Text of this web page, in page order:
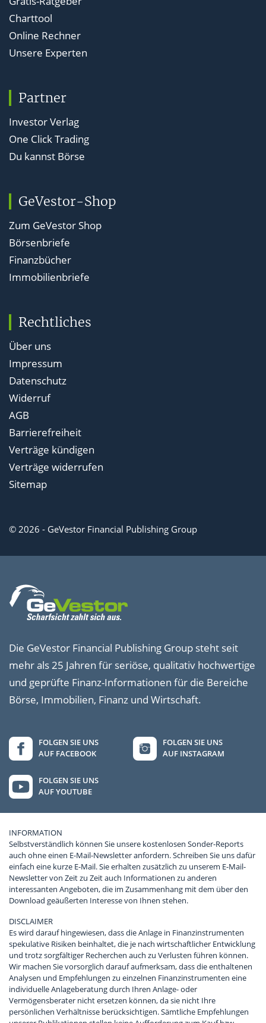
Charttool
Online Rechner
Unsere Experten
Partner
Investor Verlag
One Click Trading
Du kannst Börse
GeVestor-Shop
Zum GeVestor Shop
Börsenbriefe
Finanzbücher
Immobilienbriefe
Rechtliches
Über uns
Impressum
Datenschutz
Widerruf
AGB
Barrierefreiheit
Verträge kündigen
Verträge widerrufen
Sitemap
© 2026 - GeVestor Financial Publishing Group
Die GeVestor Financial Publishing Group steht seit
mehr als 25 Jahren für seriöse, qualitativ hochwertige
und geprüfte Finanz-Informationen für die Bereiche
Börse, Immobilien, Finanz und Wirtschaft.
FOLGEN SIE UNS
AUF FACEBOOK
FOLGEN SIE UNS
AUF INSTAGRAM
FOLGEN SIE UNS
AUF YOUTUBE
INFORMATION
Selbstverständlich können Sie unsere kostenlosen Sonder-Reports
auch ohne einen E-Mail-Newsletter anfordern. Schreiben Sie uns dafür
einfach eine kurze E-Mail. Sie erhalten zusätzlich zu unserem E-Mail-
Newsletter von Zeit zu Zeit auch Informationen zu anderen
interessanten Angeboten, die im Zusammenhang mit dem über den
Download geäußerten Interesse von Ihnen stehen.
DISCLAIMER
Es wird darauf hingewiesen, dass die Anlage in Finanzinstrumenten
spekulative Risiken beinhaltet, die je nach wirtschaftlicher Entwicklung
und trotz sorgfältiger Recherchen auch zu Verlusten führen können.
Wir machen Sie vorsorglich darauf aufmerksam, dass die enthaltenen
Analysen und Empfehlungen zu einzelnen Finanzinstrumenten eine
individuelle Anlageberatung durch Ihren Anlage- oder
Vermögensberater nicht ersetzen können, da sie nicht Ihre
persönlichen Verhältnisse berücksichtigen. Sämtliche Empfehlungen